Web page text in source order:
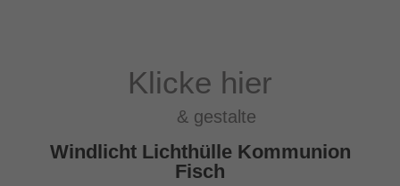
Klicke hier
& gestalte
Windlicht Lichthülle Kommunion
Fisch